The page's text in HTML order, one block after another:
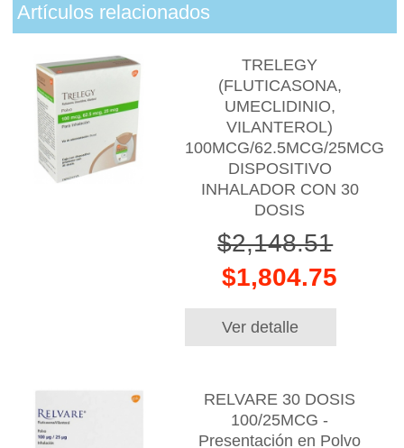
Artículos relacionados
TRELEGY
(FLUTICASONA,
UMECLIDINIO,
VILANTEROL)
100MCG/62.5MCG/25MCG
DISPOSITIVO
INHALADOR CON 30
DOSIS
$2,148.51
$1,804.75
Ver detalle
RELVARE 30 DOSIS
100/25MCG -
Presentación en Polvo